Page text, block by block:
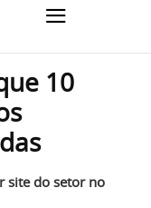
10
site do setor no